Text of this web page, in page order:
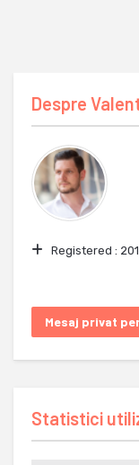
Despre
Registered :
Mesaj privat
Statistici